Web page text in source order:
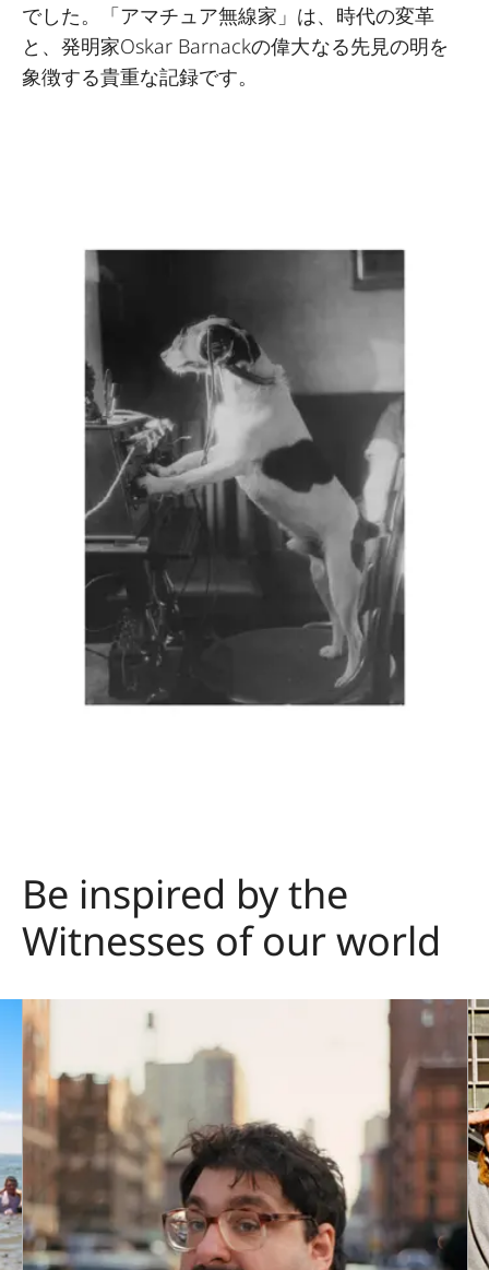
でした。「アマチュア無線家」は、時代の変革
と、発明家Oskar Barnackの偉大なる先見の明を
象徴する貴重な記録です。
Be inspired by the
Witnesses of our world